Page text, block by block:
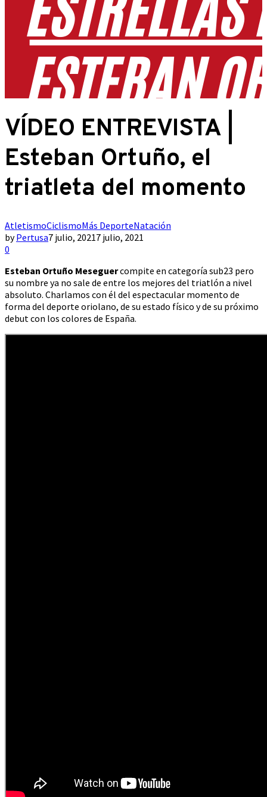
VÍDEO ENTREVISTA |
Esteban Ortuño, el
triatleta del momento
AtletismoCiclismoMás DeporteNatación
byPertusa7 julio, 20217 julio, 2021
0
Esteban Ortuño Meseguercompite en categoría sub23 pero
su nombre ya no sale de entre los mejores del triatlón a nivel
absoluto. Charlamos con él del espectacular momento de
forma del deporte oriolano, de su estado físico y de su próximo
debut con los colores de España.